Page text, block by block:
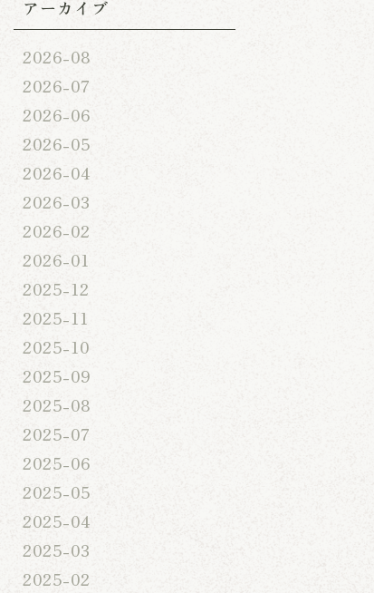
アーカイブ
2026-08
2026-07
2026-06
2026-05
2026-04
2026-03
2026-02
2026-01
2025-12
2025-11
2025-10
2025-09
2025-08
2025-07
2025-06
2025-05
2025-04
2025-03
2025-02